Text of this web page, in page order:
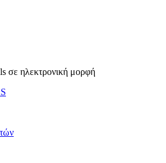
σε ηλεκτρονική μορφή